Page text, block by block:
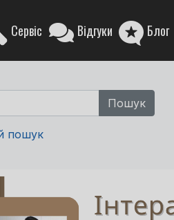
Сервіс Відгуки Блог
пошук